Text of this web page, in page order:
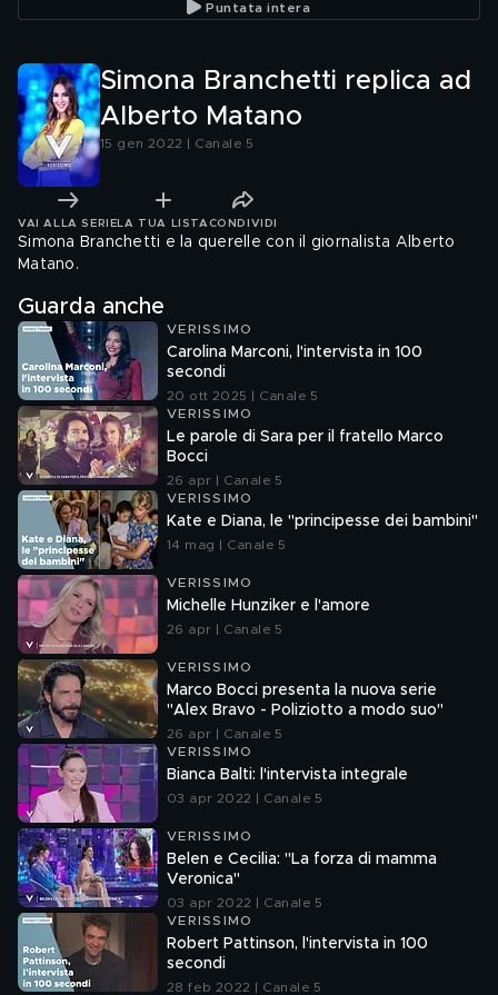
Puntata intera
Simona Branchetti replica ad
Alberto Matano
15 gen 2022 | Canale 5
VAI ALLA SERIE LA TUA LISTA CONDIVIDI
Simona Branchetti e la querelle con il giornalista Alberto
Matano.
Guarda anche
VERISSIMO
Carolina Marconi, l'intervista in 100
secondi
20 ott 2025 | Canale 5
VERISSIMO
Le parole di Sara per il fratello Marco
Bocci
26 apr | Canale 5
VERISSIMO
Kate e Diana, le "principesse dei bambini"
14 mag | Canale 5
VERISSIMO
Michelle Hunziker e l'amore
26 apr | Canale 5
VERISSIMO
Marco Bocci presenta la nuova serie
"Alex Bravo - Poliziotto a modo suo"
26 apr | Canale 5
VERISSIMO
Bianca Balti: l'intervista integrale
03 apr 2022 | Canale 5
VERISSIMO
Belen e Cecilia: "La forza di mamma
Veronica"
03 apr 2022 | Canale 5
VERISSIMO
Robert Pattinson, l'intervista in 100
secondi
28 feb 2022 | Canale 5